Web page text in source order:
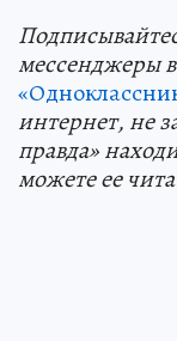
Подпи
мессенджеры в
интернет, не
правда»
можете ее